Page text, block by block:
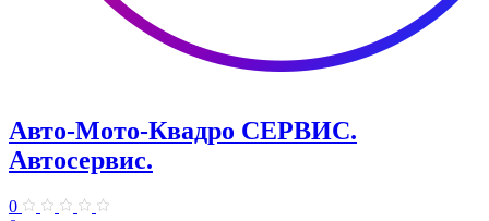
Авто-Мото-Квадро СЕРВИС.
Автосервис.
0